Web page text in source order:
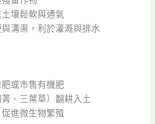
壤鬆軟與通氣
溝渠，利於灌溉與排水
或市售有機肥
、三葉草）翻耕入土
進微生物繁殖